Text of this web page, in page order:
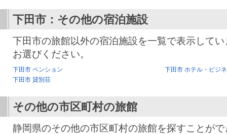
下田市：その他の宿泊施設
下田市の旅館以外の宿泊施設を一覧で表示して
お選びください。
下田市 ペンション
下田市 ホテル・ビジ
下田市 貸別荘
その他の市区町村の旅館
静岡県のその他の市区町村の旅館を探すことが